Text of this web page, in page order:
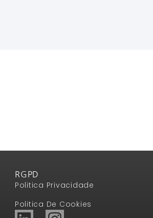
RGPD
Politica Privacidade
Politica De Cookies